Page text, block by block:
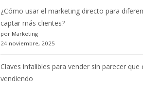
¿Cómo usar el marketing directo para
captar más clientes?
por Marketing
24 noviembre, 2025
Claves infalibles para vender sin parecer que
vendiendo